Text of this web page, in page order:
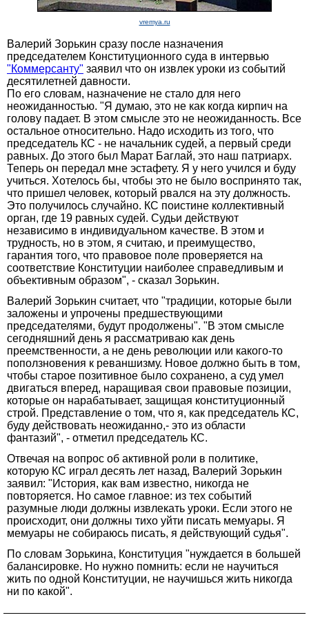
vremya.ru
Валерий Зорькин сразу после назначения
председателем Конституционного суда в интервью
"Коммерсанту" заявил что он извлек уроки из событий
десятилетней давности.
По его словам, назначение не стало для него
неожиданностью. "Я думаю, это не как когда кирпич на
голову падает. В этом смысле это не неожиданность. Все
остальное относительно. Надо исходить из того, что
председатель КС - не начальник судей, а первый среди
равных. До этого был Марат Баглай, это наш патриарх.
Теперь он передал мне эстафету. Я у него учился и буду
учиться. Хотелось бы, чтобы это не было воспринято так,
что пришел человек, который рвался на эту должность.
Это получилось случайно. КС поистине коллективный
орган, где 19 равных судей. Судьи действуют
независимо в индивидуальном качестве. В этом и
трудность, но в этом, я считаю, и преимущество,
гарантия того, что правовое поле проверяется на
соответствие Конституции наиболее справедливым и
объективным образом", - сказал Зорькин.
Валерий Зорькин считает, что "традиции, которые были
заложены и упрочены предшествующими
председателями, будут продолжены". "В этом смысле
сегодняшний день я рассматриваю как день
преемственности, а не день революции или какого-то
поползновения к реваншизму. Новое должно быть в том,
чтобы старое позитивное было сохранено, а суд умел
двигаться вперед, наращивая свои правовые позиции,
которые он нарабатывает, защищая конституционный
строй. Представление о том, что я, как председатель КС,
буду действовать неожиданно,- это из области
фантазий", - отметил председатель КС.
Отвечая на вопрос об активной роли в политике,
которую КС играл десять лет назад, Валерий Зорькин
заявил: "История, как вам известно, никогда не
повторяется. Но самое главное: из тех событий
разумные люди должны извлекать уроки. Если этого не
происходит, они должны тихо уйти писать мемуары. Я
мемуары не собираюсь писать, я действующий судья".
По словам Зорькина, Конституция "нуждается в большей
балансировке. Но нужно помнить: если не научиться
жить по одной Конституции, не научишься жить никогда
ни по какой".